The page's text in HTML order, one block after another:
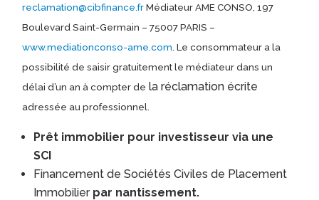
reclamation@cibfinance.frMédiateur AME CONSO, 197
Boulevard Saint-Germain – 75007 PARIS –
www.mediationconso-ame.com . Le consommateur a la
possibilité de saisir gratuitement le médiateur dans un
délai d’un an à compter de la réclamation écrite
adressée au professionnel.
Prêt immobilier pour investisseur via une
SCI
Financement de Sociétés Civiles de Placement
Immobilierpar nantissement.